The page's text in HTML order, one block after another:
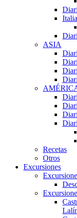
Italia
ASIA
Recetas
Otros
Excursiones